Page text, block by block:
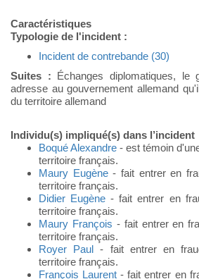
Caractéristiques
Typologie de l'incident :
Incident de contrebande (30)
Suites : Échanges diplomatiques, le
adresse au gouvernement allemand
du territoire allemand
Individu(s) impliqué(s) dans l’incident
Boqué Alexandre - est témoin
territoire français.
Maury Eugène- fait entrer en
territoire français.
Didier Eugène- fait entrer en
territoire français.
Maury François - fait entrer en
territoire français.
Royer Paul- fait entrer en
territoire français.
François Laurent- fait entrer en